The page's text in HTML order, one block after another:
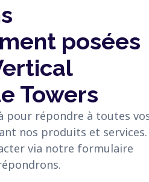
posées
Towers
pour répondre à toutes
nos produits et services.
via notre formulaire